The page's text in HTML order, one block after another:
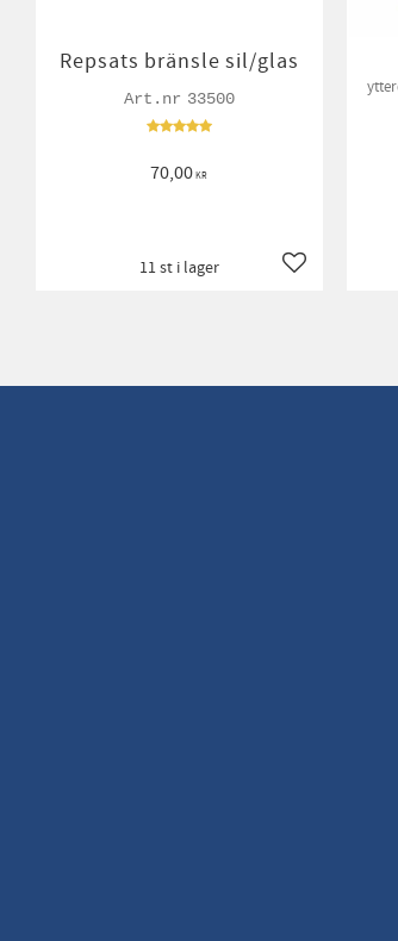
Repsats bränsle sil/glas
33500
70,00KR
Lägg till i
11 st i lager